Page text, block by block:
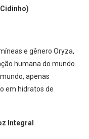
e gênero Oryza,
humana do mundo.
apenas
em hidratos de
Integral